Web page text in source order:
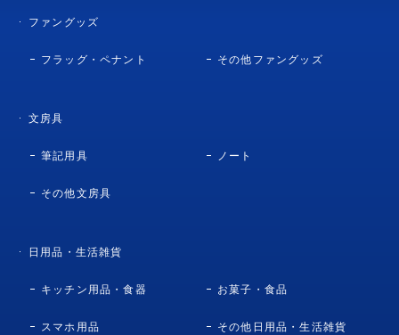
ファングッズ
フラッグ・ペナント その他ファングッズ
文房具
筆記用具 ノート
その他文房具
日用品・生活雑貨
キッチン用品・食器 お菓子・食品
スマホ用品 その他日用品・生活雑貨